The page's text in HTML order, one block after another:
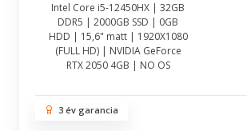
Intel Core i5-12450HX | 32GB
DDR5 | 2000GB SSD | 0GB
HDD | 15,6" matt | 1920X1080
(FULL HD) | NVIDIA GeForce
RTX 2050 4GB | NO OS
3 év garancia